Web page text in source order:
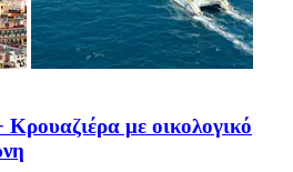
με οικολογικό